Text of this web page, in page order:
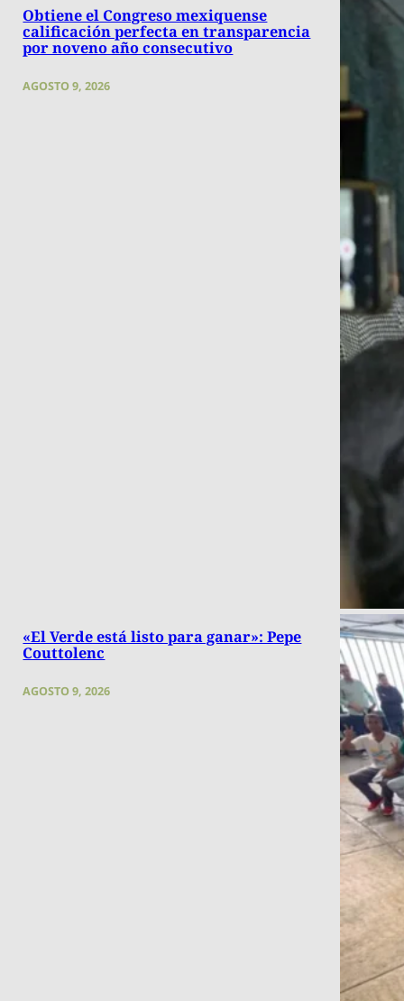
Obtiene el Congreso mexiquense
calificación perfecta en transparencia
por noveno año consecutivo
AGOSTO 9, 2026
«El Verde está listo para ganar»: Pepe
Couttolenc
AGOSTO 9, 2026